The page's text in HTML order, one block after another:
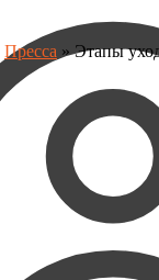
Пресса » Этапы